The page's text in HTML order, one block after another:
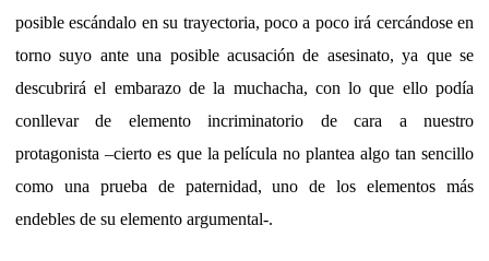
posible escándalo en su trayectoria, poco a poco irá cercándose en
torno suyo ante una posible acusación de asesinato, ya que se
descubrirá el embarazo de la muchacha, con lo que ello podía
conllevar de elemento incriminatorio de cara a nuestro
protagonista –cierto es que la película no plantea algo tan sencillo
como una prueba de paternidad, uno de los elementos más
endebles de su elemento argumental-.